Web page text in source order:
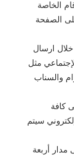
الخاصة
الصفحة
خلال ارسال
مثل
والسناب
كافة
سيتم
مدار أربعة